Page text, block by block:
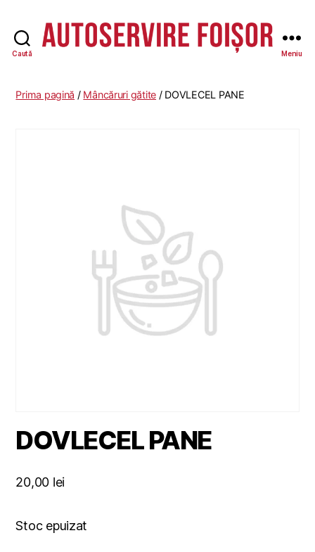
Caută Meniu
Prima pagină / Mâncăruri gătite / DOVLECEL PANE
DOVLECEL PANE
20,00 lei
Stoc epuizat